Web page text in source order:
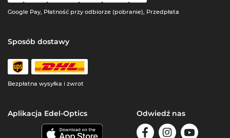
Google Pay, Płatność przy odbiorze (pobranie), Przedpłata
Sposób dostawy
Bezpłatna wysyłka i zwrot
Aplikacja Edel-Optics Odwiedź nas